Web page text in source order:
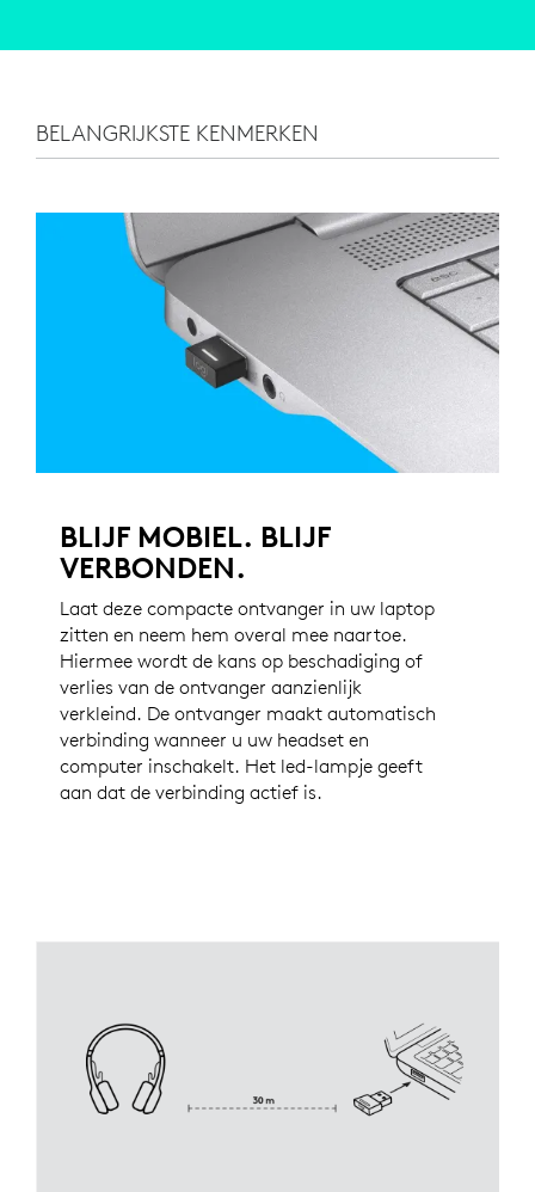
BELANGRIJKSTE KENMERKEN
BLIJF MOBIEL. BLIJF
VERBONDEN.
Laat deze compacte ontvanger in uw laptop
zitten en neem hem overal mee naartoe.
Hiermee wordt de kans op beschadiging of
verlies van de ontvanger aanzienlijk
verkleind. De ontvanger maakt automatisch
verbinding wanneer u uw headset en
computer inschakelt. Het led-lampje geeft
aan dat de verbinding actief is.